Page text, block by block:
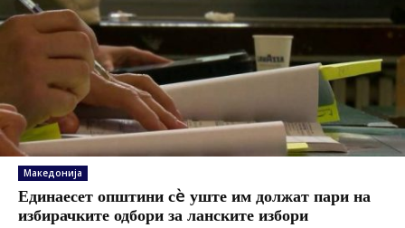
Македонија
Единаесет општини сè уште им должат пари на
избирачките одбори за ланските избори